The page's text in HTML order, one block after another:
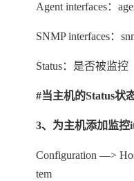
Agent interfaces：
SNMP interfaces：
Status：是否被监控
#当主机的Status状
3、为主机添加监控
Configuration —>
tem